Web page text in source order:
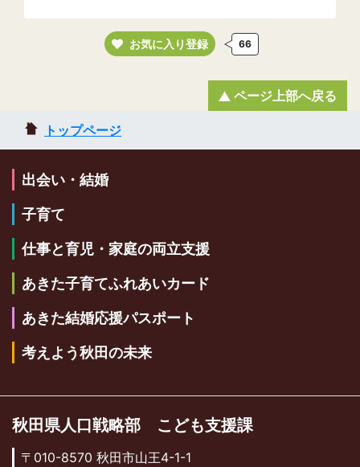
お気に入り登録 66
トップページ
ページ上部へ戻る
出会い・結婚
子育て
仕事と育児・家庭の両立支援
あきた子育てふれあいカード
あきた結婚応援パスポート
考えよう秋田の未来
秋田県人口戦略部 こども支援課
〒010-8570 秋田市山王4-1-1